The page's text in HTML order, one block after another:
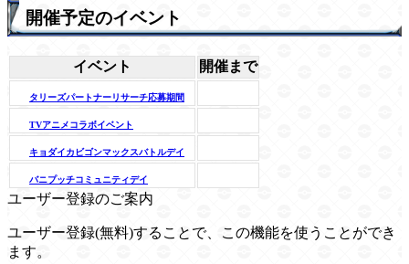
開催予定のイベント
イベント 開催まで
タリーズパートナーリサーチ応募期間
TVアニメコラボイベント
キョダイカビゴンマックスバトルデイ
バニプッチコミュニティデイ
ユーザー登録のご案内
ユーザー登録(無料)することで、この機能を使うことができ
ます。